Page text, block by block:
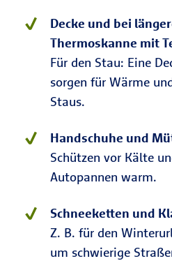
Decke und bei
Thermoskanne mit
Für den Stau: Eine
sorgen für Wärme
Staus.
Handschuhe und
Schützen vor Kälte
Autopannen warm.
Schneeketten und
Z. B. für den
um schwierige